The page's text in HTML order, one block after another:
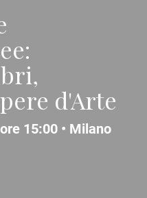
d'Arte
15:00 • Milano